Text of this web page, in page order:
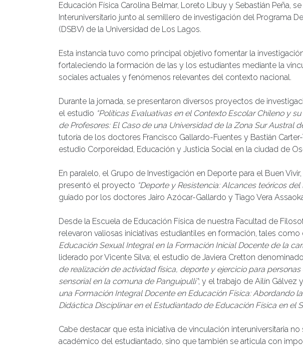
Educación Física Carolina Belmar, Loreto Libuy y Sebastián Peña,
Interuniversitario junto al semillero de investigación del Programa
(DSBV) de la Universidad de Los Lagos.
Esta instancia tuvo como principal objetivo fomentar la
fortaleciendo la formación de las y los estudiantes mediante la
sociales actuales y fenómenos relevantes del contexto nacional.
Durante la jornada, se presentaron diversos proyectos de
el estudio “Políticas Evaluativas en el Contexto Escolar Chileno y
de Profesores: El Caso de una Universidad de la Zona Sur Austral
tutoría de los doctores Francisco Gallardo-Fuentes y Bastián
estudio Corporeidad, Educación y Justicia Social en la ciudad de
En paralelo, el Grupo de Investigación en Deporte para el Buen
presentó el proyecto “Deporte y Resistencia: Alcances teóricos del
guiado por los doctores Jairo Azócar-Gallardo y Tiago Vera
Desde la Escuela de Educación Física de nuestra Facultad de
relevaron valiosas iniciativas estudiantiles en formación, tales
Educación Sexual Integral en la Formación Inicial Docente de la
liderado por Vicente Silva; el estudio de Javiera Cretton denominado
de realización de actividad física, deporte y ejercicio para
sensorial en la comuna de Panguipulli”; y el trabajo de Ailín Gálvez
una Formación Integral Docente en Educación Física: Abordando
Didáctica Disciplinar en el Estudiantado de Educación Física en el
Cabe destacar que esta iniciativa de vinculación interuniversitaria
académico del estudiantado, sino que también se articula con